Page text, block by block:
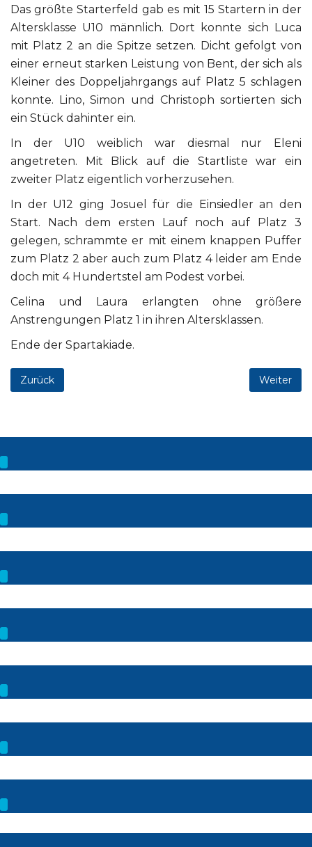
Das größte Starterfeld gab es mit 15 Startern in der
Altersklasse U10 männlich. Dort konnte sich Luca
mit Platz 2 an die Spitze setzen. Dicht gefolgt von
einer erneut starken Leistung von Bent, der sich als
Kleiner des Doppeljahrgangs auf Platz 5 schlagen
konnte. Lino, Simon und Christoph sortierten sich
ein Stück dahinter ein.
In der U10 weiblich war diesmal nur Eleni
angetreten. Mit Blick auf die Startliste war ein
zweiter Platz eigentlich vorherzusehen.
In der U12 ging Josuel für die Einsiedler an den
Start. Nach dem ersten Lauf noch auf Platz 3
gelegen, schrammte er mit einem knappen Puffer
zum Platz 2 aber auch zum Platz 4 leider am Ende
doch mit 4 Hundertstel am Podest vorbei.
Celina und Laura erlangten ohne größere
Anstrengungen Platz 1 in ihren Altersklassen.
Ende der Spartakiade.
Zurück Weiter